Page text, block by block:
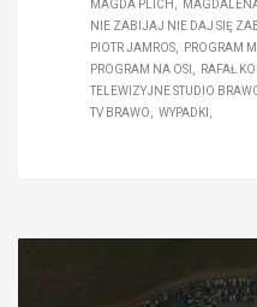
MAGDA PLICH
NIE ZABIJAJ NIE DAJ SIĘ
PIOTR JAMROS
PROGRAM
PROGRAM NA OSI
RAFAŁ
TELEWIZYJNE STUDIO
TV BRAWO
WYPADKI